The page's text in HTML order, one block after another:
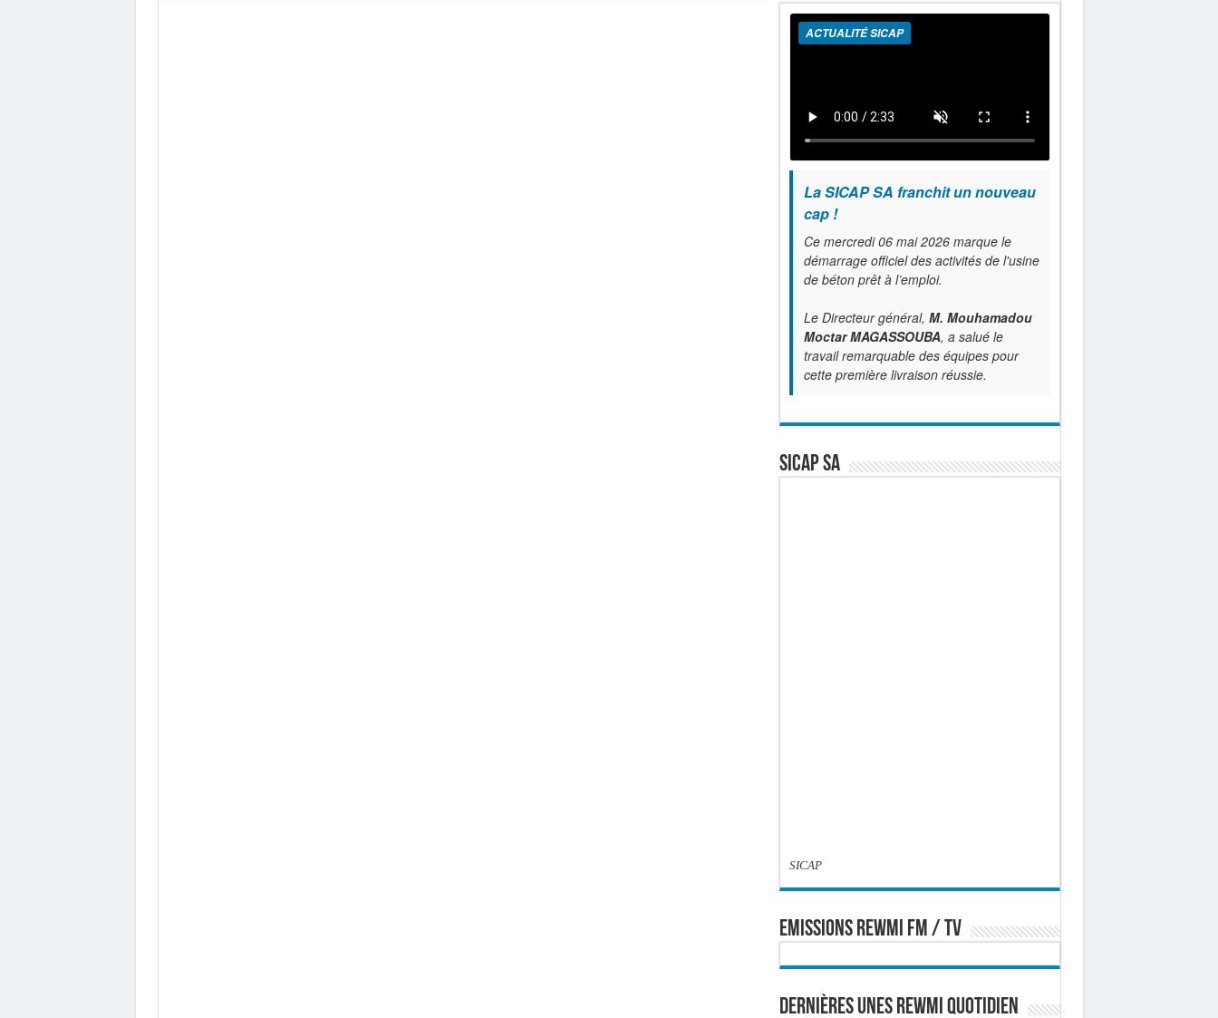
ACTUALITÉ SICAP
La SICAP SA franchit un nouveau
cap !
Ce mercredi 06 mai 2026 marque le
démarrage officiel des activités de l'usine
de béton prêt à l’emploi.
Le Directeur général, M. Mouhamadou
Moctar MAGASSOUBA, a salué le
travail remarquable des équipes pour
cette première livraison réussie.
SICAP SA
SICAP
EMISSIONS REWMI FM / TV
Dernières Unes Rewmi Quotidien